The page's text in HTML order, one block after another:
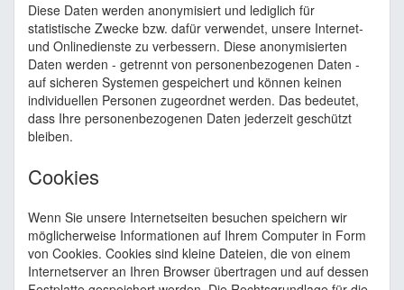
Diese Daten werden anonymisiert und lediglich für
statistische Zwecke bzw. dafür verwendet, unsere Internet-
und Onlinedienste zu verbessern. Diese anonymisierten
Daten werden - getrennt von personenbezogenen Daten -
auf sicheren Systemen gespeichert und können keinen
individuellen Personen zugeordnet werden. Das bedeutet,
dass Ihre personenbezogenen Daten jederzeit geschützt
bleiben.
Cookies
Wenn Sie unsere Internetseiten besuchen speichern wir
möglicherweise Informationen auf Ihrem Computer in Form
von Cookies. Cookies sind kleine Dateien, die von einem
Internetserver an Ihren Browser übertragen und auf dessen